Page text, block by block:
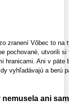
zranení Vôbec to na
pochované, utvorili
hranicami. Ani v päte
vyhľadávajú a berú
nemusela ani